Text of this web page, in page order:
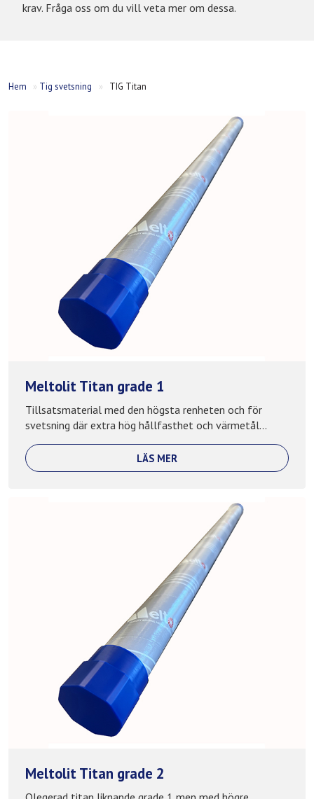
krav. Fråga oss om du vill veta mer om dessa.
Hem » Tig svetsning » TIG Titan
Meltolit Titan grade 1
Tillsatsmaterial med den högsta renheten och för
svetsning där extra hög hållfasthet och värmetål...
LÄS MER
Meltolit Titan grade 2